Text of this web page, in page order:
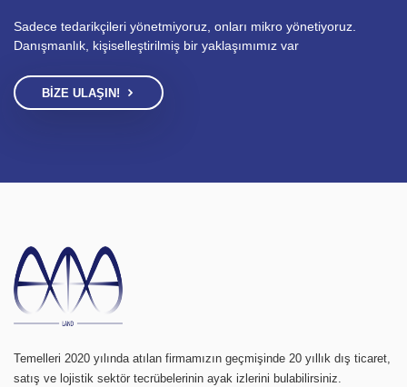
Sadece tedarikçileri yönetmiyoruz, onları mikro yönetiyoruz.
Danışmanlık, kişiselleştirilmiş bir yaklaşımımız var
BIZE ULAŞIN!
Temelleri 2020 yılında atılan firmamızın geçmişinde 20 yıllık dış ticaret,
satış ve lojistik sektör tecrübelerinin ayak izlerini bulabilirsiniz.